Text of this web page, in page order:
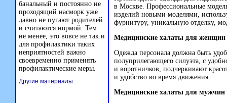
в Москве. Профессиональные
изделий новыми моделями,
фурнитуру, уникальную отделку,
Медицинские халаты для женщин
Одежда персонала должна быть
полуприлегающего силуэта, с
и воротничков, подчеркивают
и удобство во время движения.
Медицинские халаты для мужчин
банальный и постоянно не
проходящий насморк уже
давно не пугают родителей
и считаются нормой. Тем
не менее, это вовсе не так и
для профилактики таких
неприятностей важно
своевременно применять
профилактические меры.
Другие материалы